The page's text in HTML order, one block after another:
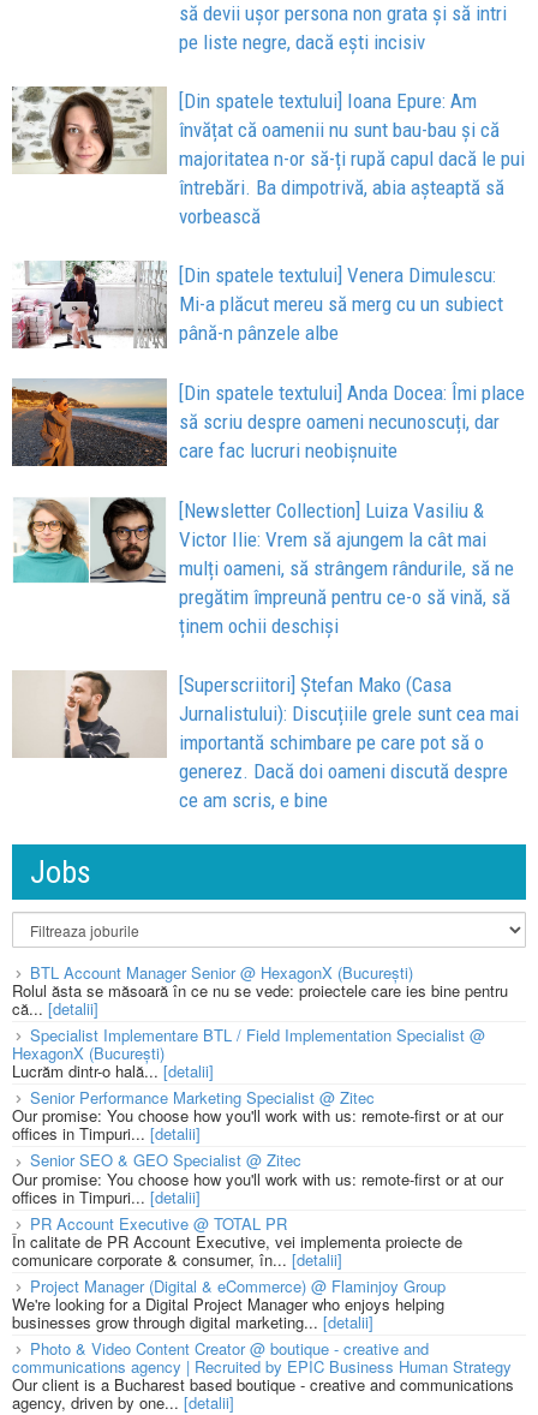
să devii ușor persona non grata și să intri
pe liste negre, dacă ești incisiv
[Din spatele textului] Ioana Epure: Am
învățat că oamenii nu sunt bau-bau și că
majoritatea n-or să-ți rupă capul dacă le pui
întrebări. Ba dimpotrivă, abia așteaptă să
vorbească
[Din spatele textului] Venera Dimulescu:
Mi-a plăcut mereu să merg cu un subiect
până-n pânzele albe
[Din spatele textului] Anda Docea: Îmi place
să scriu despre oameni necunoscuți, dar
care fac lucruri neobișnuite
[Newsletter Collection] Luiza Vasiliu &
Victor Ilie: Vrem să ajungem la cât mai
mulți oameni, să strângem rândurile, să ne
pregătim împreună pentru ce-o să vină, să
ținem ochii deschiși
[Superscriitori] Ștefan Mako (Casa
Jurnalistului): Discuțiile grele sunt cea mai
importantă schimbare pe care pot să o
generez. Dacă doi oameni discută despre
ce am scris, e bine
Jobs
BTL Account Manager Senior @ HexagonX (București)
Rolul ăsta se măsoară în ce nu se vede: proiectele care ies bine pentru
că... [detalii]
Specialist Implementare BTL / Field Implementation Specialist @
HexagonX (București)
Lucrăm dintr-o hală... [detalii]
Senior Performance Marketing Specialist @ Zitec
Our promise: You choose how you'll work with us: remote-first or at our
offices in Timpuri... [detalii]
Senior SEO & GEO Specialist @ Zitec
Our promise: You choose how you'll work with us: remote-first or at our
offices in Timpuri... [detalii]
PR Account Executive @ TOTAL PR
În calitate de PR Account Executive, vei implementa proiecte de
comunicare corporate & consumer, în... [detalii]
Project Manager (Digital & eCommerce) @ Flaminjoy Group
We're looking for a Digital Project Manager who enjoys helping
businesses grow through digital marketing... [detalii]
Photo & Video Content Creator @ boutique - creative and
communications agency | Recruited by EPIC Business Human Strategy
Our client is a Bucharest based boutique - creative and communications
agency, driven by one... [detalii]